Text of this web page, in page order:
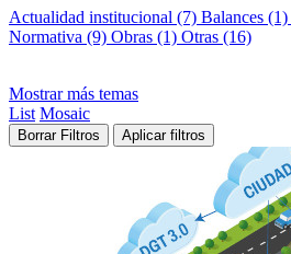
Actualidad institucional (7) Balances (1)
Normativa (9) Obras (1) Otras (16)
Mostrar más temas
List Mosaic
Borrar Filtros Aplicar filtros